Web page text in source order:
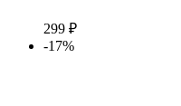
299 ₽
-17%